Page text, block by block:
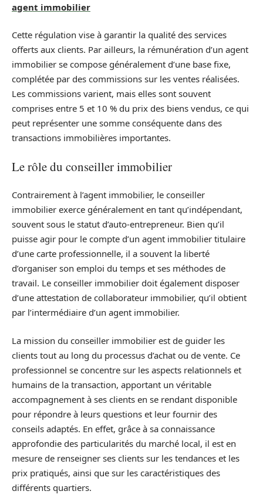
agent immobilier
Cette régulation vise à garantir la qualité des services
offerts aux clients. Par ailleurs, la rémunération d’un agent
immobilier se compose généralement d’une base fixe,
complétée par des commissions sur les ventes réalisées.
Les commissions varient, mais elles sont souvent
comprises entre 5 et 10 % du prix des biens vendus, ce qui
peut représenter une somme conséquente dans des
transactions immobilières importantes.
Le rôle du conseiller immobilier
Contrairement à l’agent immobilier, le conseiller
immobilier exerce généralement en tant qu’indépendant,
souvent sous le statut d’auto-entrepreneur. Bien qu’il
puisse agir pour le compte d’un agent immobilier titulaire
d’une carte professionnelle, il a souvent la liberté
d’organiser son emploi du temps et ses méthodes de
travail. Le conseiller immobilier doit également disposer
d’une attestation de collaborateur immobilier, qu’il obtient
par l’intermédiaire d’un agent immobilier.
La mission du conseiller immobilier est de guider les
clients tout au long du processus d’achat ou de vente. Ce
professionnel se concentre sur les aspects relationnels et
humains de la transaction, apportant un véritable
accompagnement à ses clients en se rendant disponible
pour répondre à leurs questions et leur fournir des
conseils adaptés. En effet, grâce à sa connaissance
approfondie des particularités du marché local, il est en
mesure de renseigner ses clients sur les tendances et les
prix pratiqués, ainsi que sur les caractéristiques des
différents quartiers.